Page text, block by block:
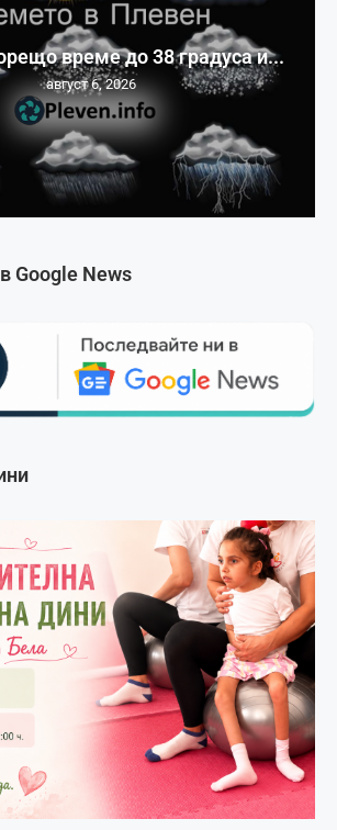
Google News
време до 38 градуса и...
август 6, 2026